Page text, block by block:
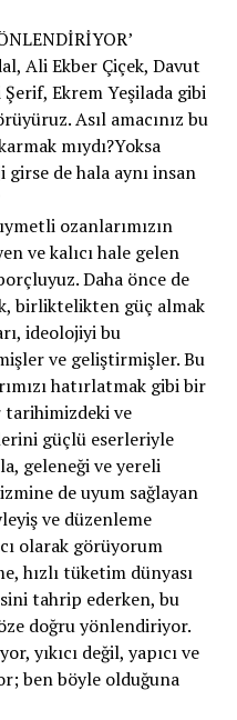
Ali Ekber Çiçek, Davut
Ekrem Yeşilada gibi
Asıl amacınız bu
mıydı?Yoksa
de hala aynı insan
ozanlarımızın
ve kalıcı hale gelen
Daha önce de
birliktelikten güç almak
ideolojiyi bu
ve geliştirmişler. Bu
hatırlatmak gibi bir
ve
güçlü eserleriyle
geleneği ve yereli
de uyum sağlayan
ve düzenleme
olarak görüyorum
hızlı tüketim dünyası
tahrip ederken, bu
doğru yönlendiriyor.
yıkıcı değil, yapıcı ve
ben böyle olduğuna